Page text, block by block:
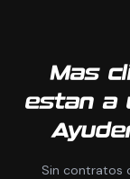
Mas
estan a
Sin contratos